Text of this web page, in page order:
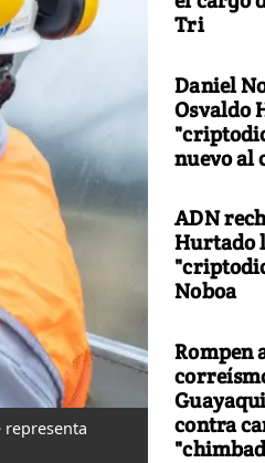
representa
Tri
Daniel
Osvaldo
nuevo al
ADN
Hurtado
Noboa
Rompen
contra